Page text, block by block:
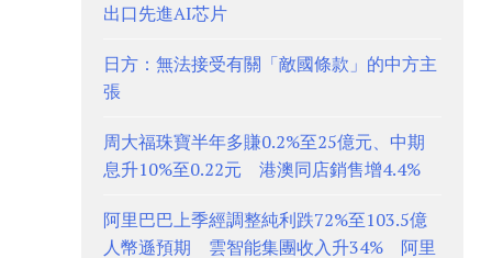
出口先進AI芯片
日方：無法接受有關「敵國條款」的中方主
張
周大福珠寶半年多賺0.2%至25億元、中期
息升10%至0.22元 港澳同店銷售增4.4%
阿里巴巴上季經調整純利跌72%至103.5億
人幣遜預期 雲智能集團收入升34% 阿里